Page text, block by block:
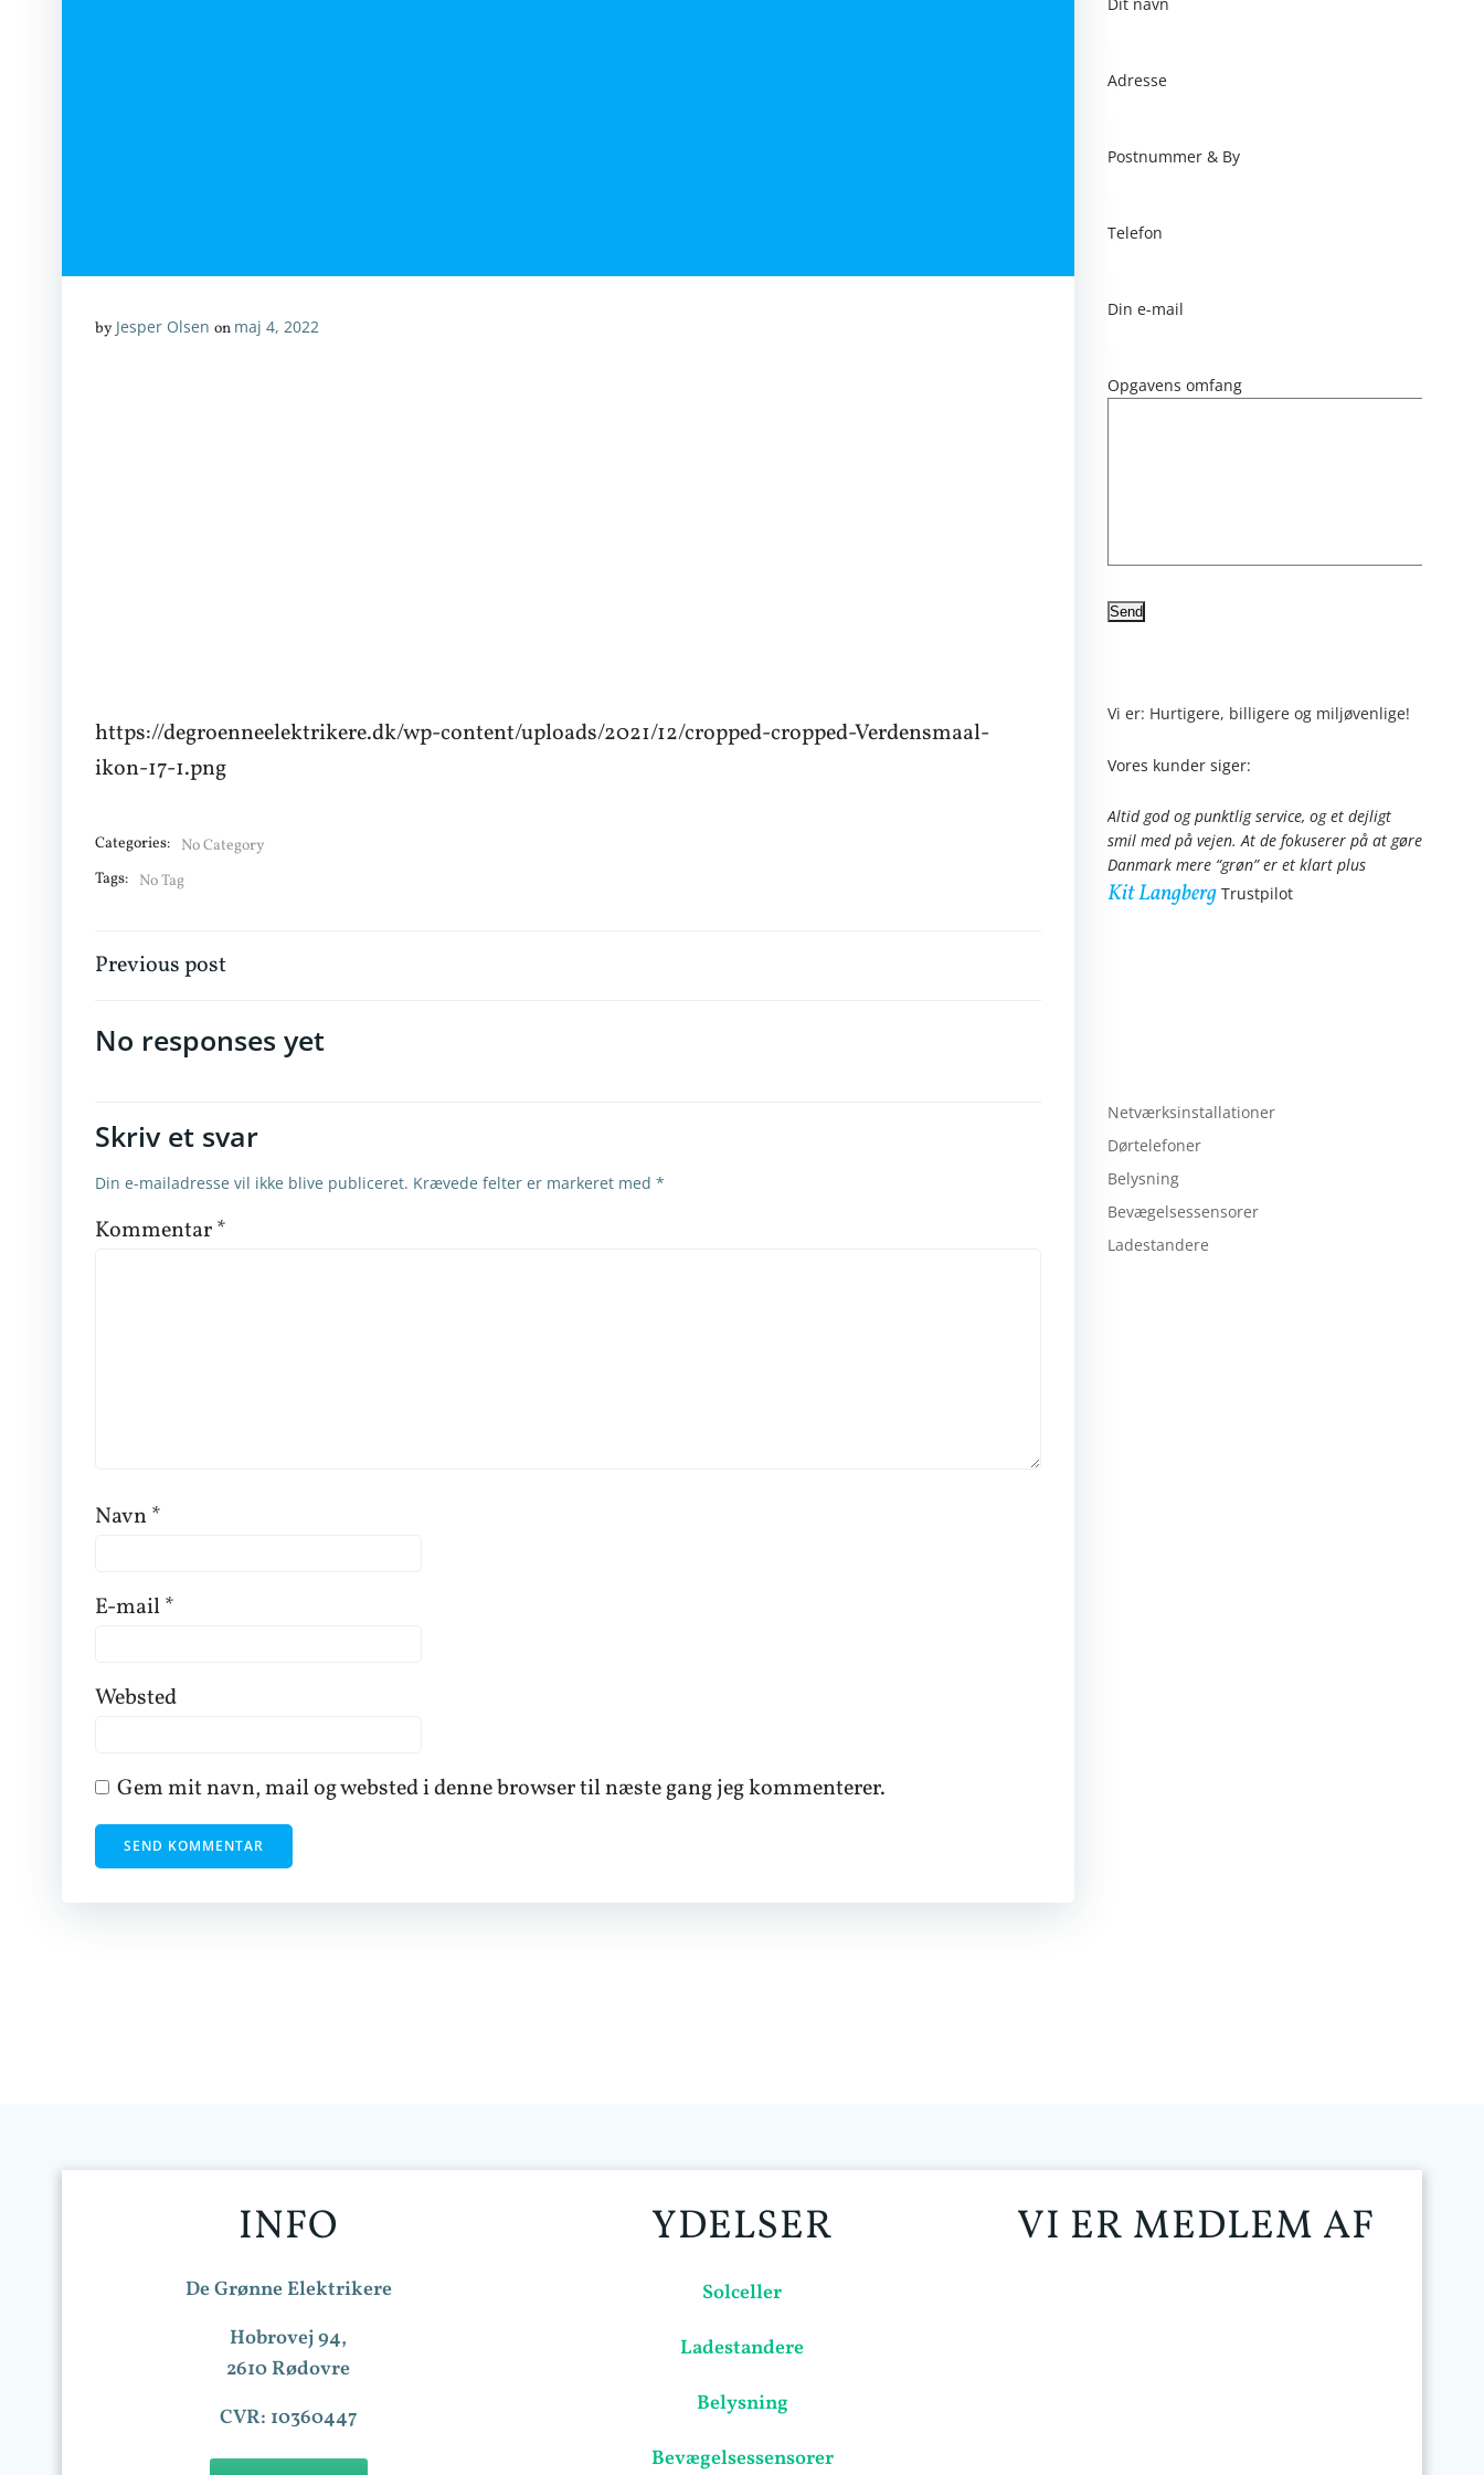
by Jesper Olsen on maj 4, 2022
https://degroenneelektrikere.dk/wp-content/uploads/2021/12/cropped-cropped-Verdensmaal-
ikon-17-1.png
Categories: No Category
Tags: No Tag
Indlægsnavigation
Previous post
No responses yet
Skriv et svar
Din e-mailadresse vil ikke blive publiceret. Krævede felter er markeret med *
Kommentar*
Navn*
E-mail*
Websted
Gem mit navn, mail og websted i denne browser til næste gang jeg kommenterer.
Adresse
Postnummer & By
Telefon
Din e-mail
Opgavens omfang
Vi er: Hurtigere, billigere og miljøvenlige!
Vores kunder siger:
Altid god og punktlig service, og et dejligt
smil med på vejen. At de fokuserer på at gøre
Danmark mere “grøn” er et klart plus
Kit LangbergTrustpilot
Netværksinstallationer
Dørtelefoner
Belysning
Bevægelsessensorer
Ladestandere
INFO
De Grønne Elektrikere
Hobrovej 94,
2610 Rødovre
CVR: 10360447
YDELSER
Solceller
Ladestandere
Belysning
Bevægelsessensorer
VI ER MEDLEM AF